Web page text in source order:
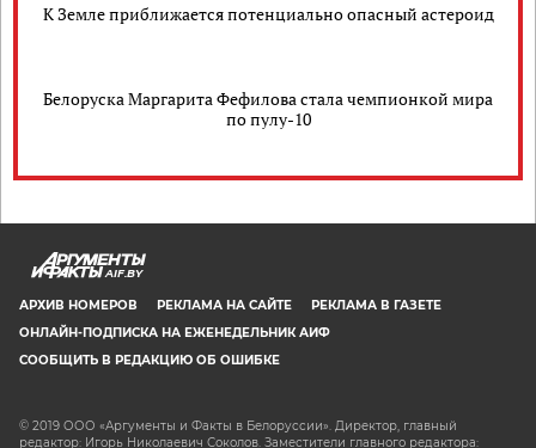
К Земле приближается потенциально опасный астероид
Белоруска Маргарита Фефилова стала чемпионкой мира
по пулу-10
AIF.BY
АРХИВ НОМЕРОВ РЕКЛАМА НА САЙТЕ
РЕКЛАМА В ГАЗЕТЕ
ОНЛАЙН-ПОДПИСКА НА ЕЖЕНЕДЕЛЬНИК АИФ
СООБЩИТЬ В РЕДАКЦИЮ ОБ ОШИБКЕ
© 2019 ООО «Аргументы и Факты в Белоруссии». Директор, главный
редактор: Игорь Николаевич Соколов. Заместители главного редактора: